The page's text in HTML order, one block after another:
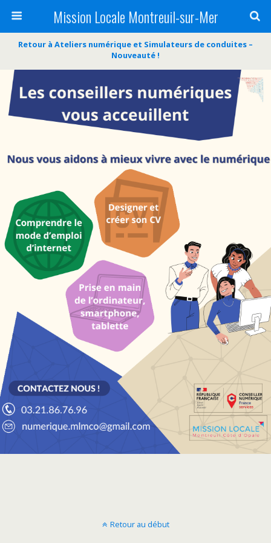
Mission Locale Montreuil-sur-Mer
Retour à Ateliers numérique et Simulateurs de conduites –
Nouveauté !
Retour au début